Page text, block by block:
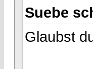
Suebe
Glaubst